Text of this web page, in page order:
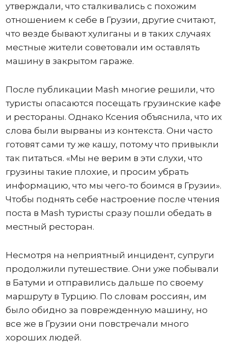
утверждали, что сталкивались с похожим
отношением к себе в Грузии, другие считают,
что везде бывают хулиганы и в таких случаях
местные жители советовали им оставлять
машину в закрытом гараже.
После публикации Mash многие решили, что
туристы опасаются посещать грузинские кафе
и рестораны. Однако Ксения объяснила, что их
слова были вырваны из контекста. Они часто
готовят сами ту же кашу, потому что привыкли
так питаться. «Мы не верим в эти слухи, что
грузины такие плохие, и просим убрать
информацию, что мы чего-то боимся в Грузии».
Чтобы поднять себе настроение после чтения
поста в Mash туристы сразу пошли обедать в
местный ресторан.
Несмотря на неприятный инцидент, супруги
продолжили путешествие. Они уже побывали
в Батуми и отправились дальше по своему
маршруту в Турцию. По словам россиян, им
было обидно за поврежденную машину, но
все же в Грузии они повстречали много
хороших людей.